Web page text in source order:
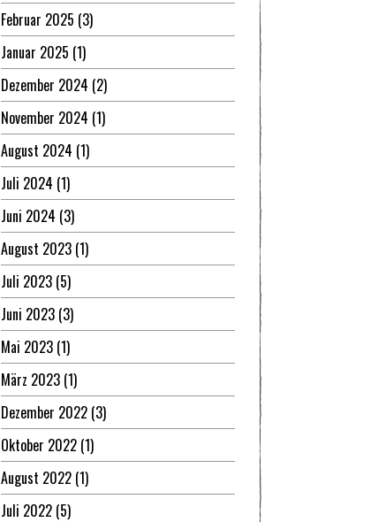
Februar 2025 (3)
Januar 2025 (1)
Dezember 2024 (2)
November 2024 (1)
August 2024 (1)
Juli 2024 (1)
Juni 2024 (3)
August 2023 (1)
Juli 2023 (5)
Juni 2023 (3)
Mai 2023 (1)
März 2023 (1)
Dezember 2022 (3)
Oktober 2022 (1)
August 2022 (1)
Juli 2022 (5)